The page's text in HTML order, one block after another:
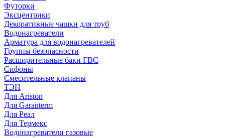
Футорки
Эксцентрики
Декоративные чашки для труб
Водонагреватели
Арматура для водонагревателей
Группы безопасности
Расширительные баки ГВС
Сифоны
Смесительные клапаны
ТЭН
Для Ariston
Для Garanterm
Для Реал
Для Термекс
Водонагреватели газовые